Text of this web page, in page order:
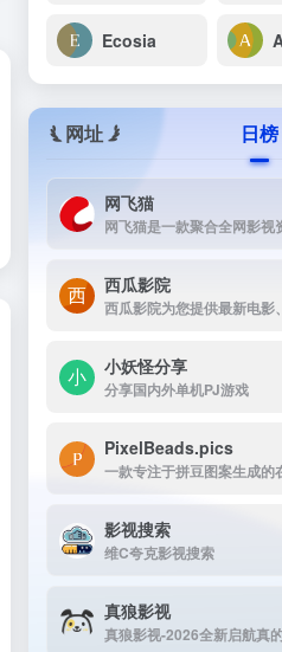
Ecosia
网址 日榜
网飞猫
西瓜影院
小妖怪分享
分享国内外单机PJ游戏
PixelBeads.pics
影视搜索
维C夸克影视搜索
真狼影视
真狼影视-2026全新启航真